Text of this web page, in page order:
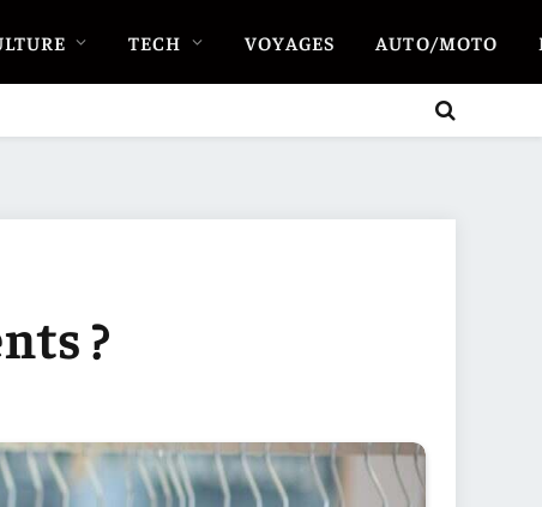
TECH VOYAGES AUTO/MOTO
?